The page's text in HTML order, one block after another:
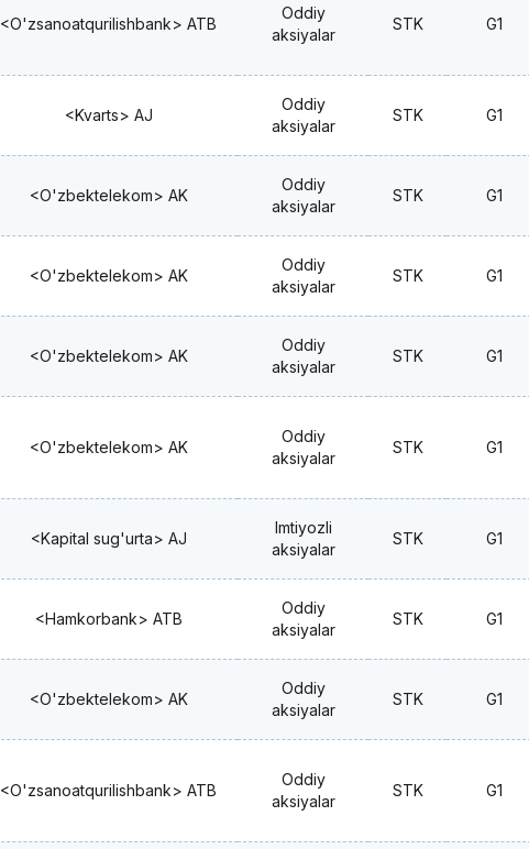
<O'zsanoatqurilishbank> ATB
Oddiy
aksiyalar
STK G1
<Kvarts> AJ
Oddiy
aksiyalar
STK G1
<O'zbektelekom> AK
Oddiy
aksiyalar
STK G1
<O'zbektelekom> AK
Oddiy
aksiyalar
STK G1
<O'zbektelekom> AK
Oddiy
aksiyalar
STK G1
<O'zbektelekom> AK
Oddiy
aksiyalar
STK G1
<Kapital sug'urta> AJ
Imtiyozli
aksiyalar
STK G1
<Hamkorbank> ATB
Oddiy
aksiyalar
STK G1
<O'zbektelekom> AK
Oddiy
aksiyalar
STK G1
<O'zsanoatqurilishbank> ATB
Oddiy
aksiyalar
STK G1